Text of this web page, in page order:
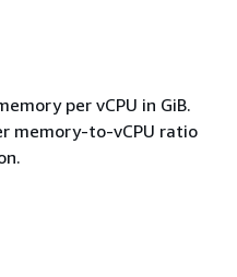
per vCPU in GiB.
memory-to-vCPU ratio